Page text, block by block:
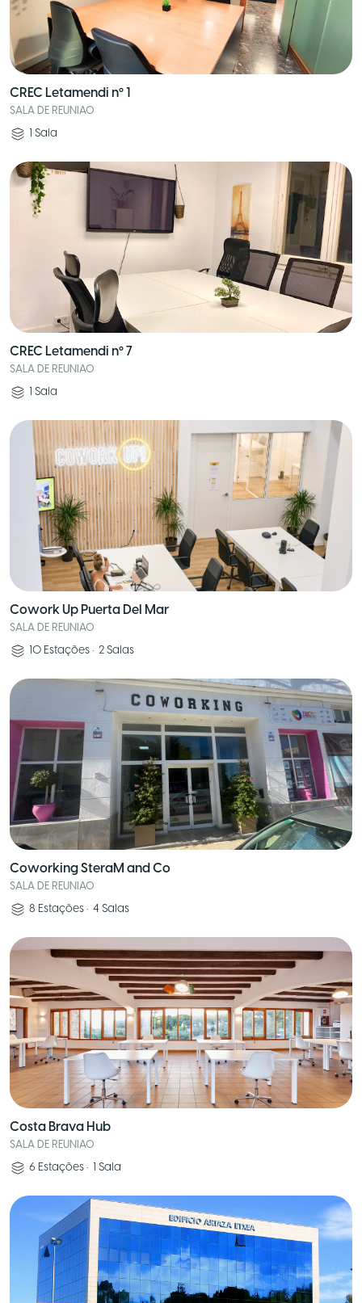
CREC Letamendi nº 1
SALA DE REUNIAO
1 Sala
CREC Letamendi nº 7
SALA DE REUNIAO
1 Sala
Cowork Up Puerta Del Mar
SALA DE REUNIAO
10 Estações • 2 Salas
Coworking SteraM and Co
SALA DE REUNIAO
8 Estações • 4 Salas
Costa Brava Hub
SALA DE REUNIAO
6 Estações • 1 Sala